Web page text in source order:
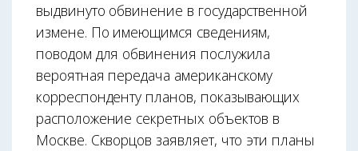
выдвинуто обвинение в государственной
измене. По имеющимся сведениям,
поводом для обвинения послужила
вероятная передача американскому
корреспонденту планов, показывающих
расположение секретных объектов в
Москве. Скворцов заявляет, что эти планы